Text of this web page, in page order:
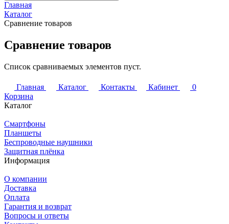
Главная
Каталог
Сравнение товаров
Сравнение товаров
Список сравниваемых элементов пуст.
Главная Каталог Контакты Кабинет
0
Корзина
Каталог
Смартфоны
Планшеты
Беспроводные наушники
Защитная плёнка
Информация
О компании
Доставка
Оплата
Гарантия и возврат
Вопросы и ответы